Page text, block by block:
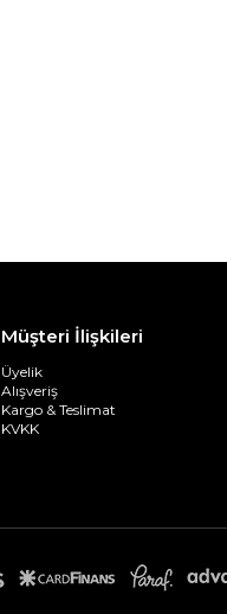
Müşteri İlişkileri
Üyelik
Alışveriş
Kargo & Teslimat
KVKK